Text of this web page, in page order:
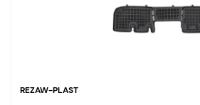
REZAW-PLAST